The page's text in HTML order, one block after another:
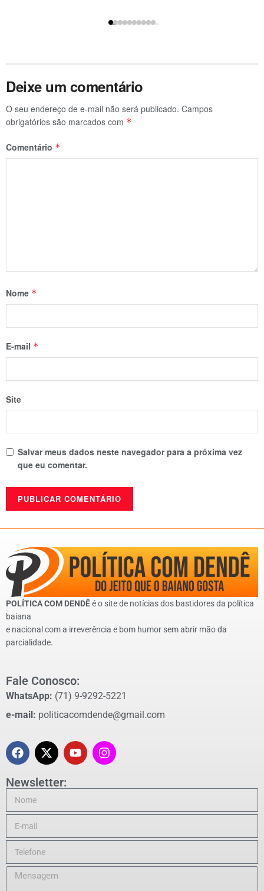
Deixe um comentário
O seu endereço de e-mail não será publicado. Campos
obrigatórios são marcados com *
Comentário *
Nome *
E-mail *
Site
Salvar meus dados neste navegador para a próxima vez
que eu comentar.
POLÍTICA COM DENDÊé o site de notícias dos bastidores da política
baiana
e nacional com a irreverência e bom humor sem abrir mão da
parcialidade.
Fale Conosco:
WhatsApp: (71) 9-9292-5221
e-mail: politicacomdende@gmail.com
Newsletter: